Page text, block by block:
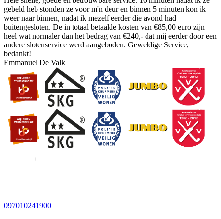
gebeld heb stonden ze voor m'n deur en binnen 5 minuten kon ik
weer naar binnen, nadat ik mezelf eerder die avond had
buitengesloten. De in totaal betaalde kosten van €85,00 euro zijn
heel wat normaler dan het bedrag van €240,- dat mij eerder door een
andere slotenservice werd aangeboden. Geweldige Service,
bedankt!
Emmanuel De Valk
097010241900